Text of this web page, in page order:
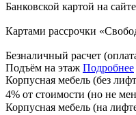
Банковской картой на сайте
Картами рассрочки
Безналичный расчет
Подъём на этаж Подробнее
Корпусная мебель (без
4% от стоимости (но не
Корпусная мебель (на